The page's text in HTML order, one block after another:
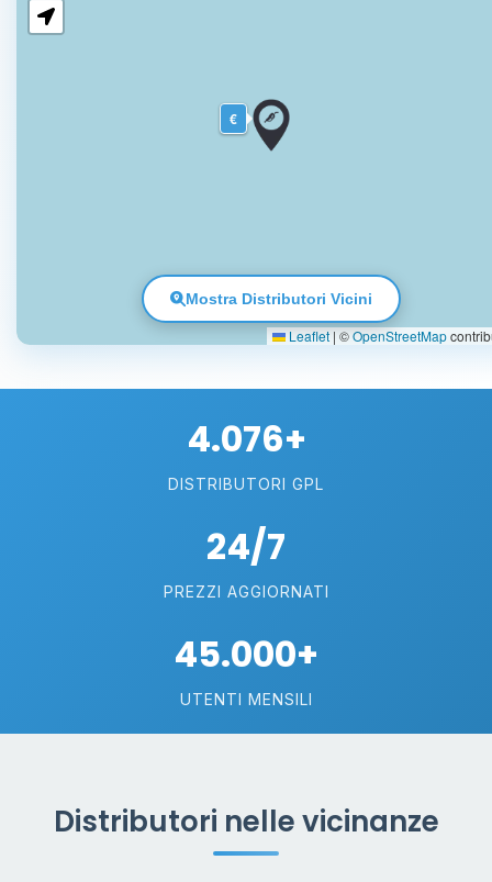
€
Leaflet | ©OpenStreetMap
Mostra Distributori Vicini
4.076+
DISTRIBUTORI GPL
24/7
PREZZI AGGIORNATI
45.000+
UTENTI MENSILI
Distributori nelle vicinanze